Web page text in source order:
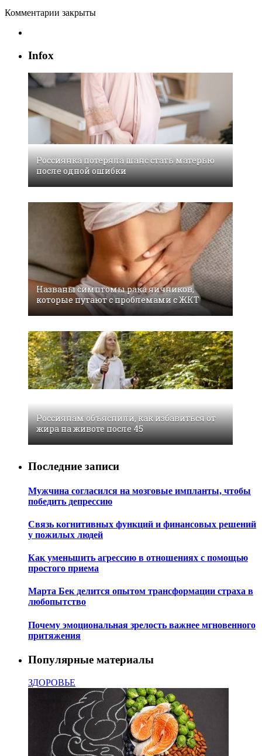
Комментарии закрыты
Infox
Россиянка потеряла шанс стать матерью
после одной ошибки
Названы симптомы рака яичников,
которые путают с проблемами с ЖКТ
Россиянам объяснили, как избавиться от
жира на животе после 45
Последние записи
Мужчина согласился на мозговые импланты, чтобы
победить депрессию
Связь когнитивных функций и финансовых решений
у пожилых людей
Как уменьшить агрессию в отношениях с помощью
простого приема
Марта Бек делится опытом трансформации страха в
любопытство
Почему эмоциональная зрелость важнее мгновенного
притяжения
Популярные материалы
ЗДОРОВЬЕ